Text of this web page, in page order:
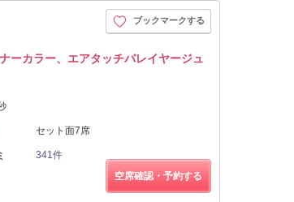
ブックマークする
ーカラー、エアタッチバレイヤージュ
セット面7席
341件
空席確認・予約する